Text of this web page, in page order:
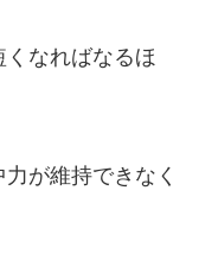
なればなるほ
が維持できなく